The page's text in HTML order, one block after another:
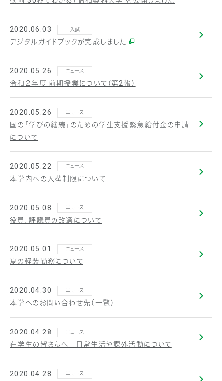
2020.06.03 入試
デジタルガイドブックが完成しました
2020.05.26 ニュース
令和２年度 前期授業について（第2報）
2020.05.26 ニュース
国の「学びの継続」のための学生支援緊急給付金の申請
について
2020.05.22 ニュース
本学内への入構制限について
2020.05.08 ニュース
役員、評議員の改選について
2020.05.01 ニュース
夏の軽装勤務について
2020.04.30 ニュース
本学へのお問い合わせ先（一覧）
2020.04.28 ニュース
在学生の皆さんへ 日常生活や課外活動について
2020.04.28 ニュース